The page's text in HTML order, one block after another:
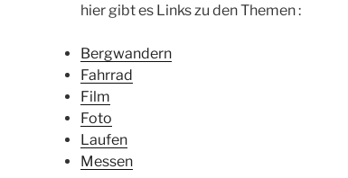
hier gibt es Links zu den Themen :
Bergwandern
Fahrrad
Film
Foto
Laufen
Messen